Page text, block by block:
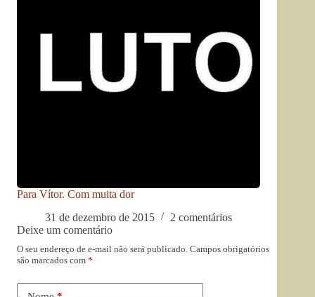
Para Vítor. Com muita dor
31 de dezembro de 2015
2 comentários
Deixe um comentário
O seu endereço de e-mail não será publicado. Campos obrigatórios
são marcados com *